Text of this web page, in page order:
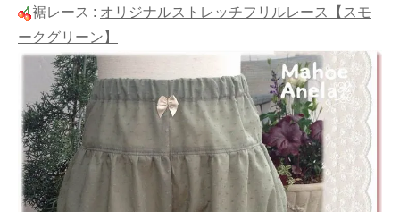
裾レース : オリジナルストレッチフリルレース【スモ
ークグリーン】